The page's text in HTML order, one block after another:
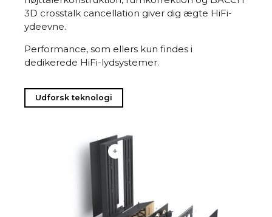
3D crosstalk cancellation giver dig ægte HiFi-
ydeevne.
Performance, som ellers kun findes i
dedikerede HiFi-lydsystemer.
Udforsk teknologi
+